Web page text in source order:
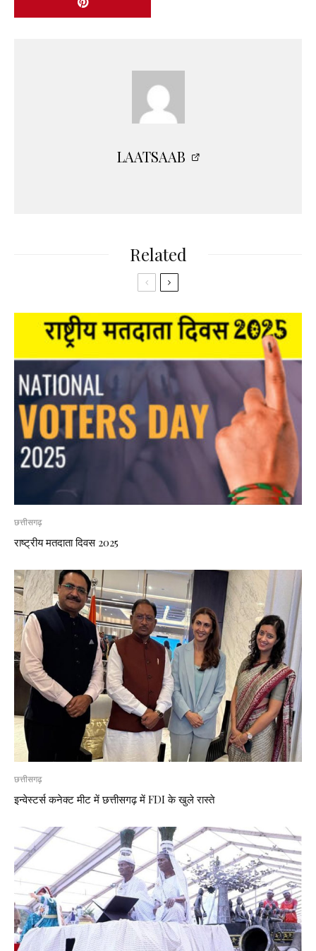
LAATSAAB
Related
छत्तीसगढ़
राष्ट्रीय मतदाता दिवस 2025
छत्तीसगढ़
इन्वेस्टर्स कनेक्ट मीट में छत्तीसगढ़ में FDI के खुले रास्ते